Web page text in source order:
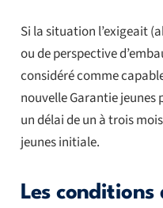
Si la situation l’exigeait
ou de perspective
considéré comme
nouvelle Garantie jeunes
un délai de un à trois
jeunes initiale.
Les